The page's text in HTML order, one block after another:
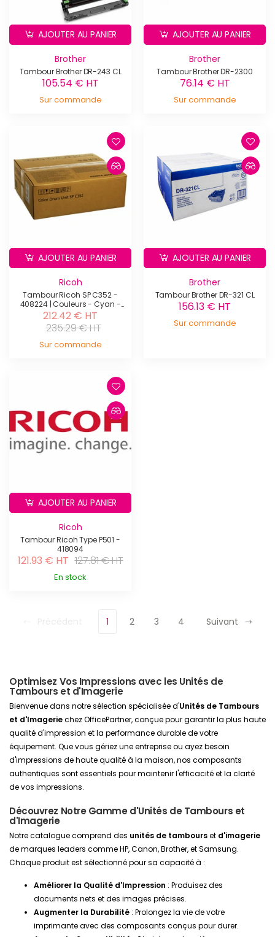
Brother
Tambour Brother DR-243 CL
105.54 € HT
Sur commande
AJOUTER AU PANIER
Brother
Tambour Brother DR-2300
76.14 € HT
Sur commande
AJOUTER AU PANIER
Ricoh
Tambour Ricoh SP C352 -
408224 | Couleurs - Cyan -
Magenta - Jaune
212.42 € HT
235.29 € HT
Sur commande
AJOUTER AU PANIER
Brother
Tambour Brother DR-321 CL
156.13 € HT
Sur commande
AJOUTER AU PANIER
Ricoh
Tambour Ricoh Type P501 -
418094
121.93 € HT 127.81 € HT
En stock
AJOUTER AU PANIER
1 2 3 4 Suivant
Optimisez Vos Impressions avec les Unités de
Tambours et d'Imagerie
Bienvenue dans notre sélection spécialisée d'Unités de Tambours
et d'Imageriechez OfficePartner, conçue pour garantir la plus haute
qualité d'impression et la performance durable de votre
équipement. Que vous gériez une entreprise ou ayez besoin
d'impressions de haute qualité à la maison, nos composants
authentiques sont essentiels pour maintenir l'efficacité et la clarté
de vos impressions.
Découvrez Notre Gamme d'Unités de Tambours et
d'Imagerie
Notre catalogue comprend des unités de tambourset d'imagerie
de marques leaders comme HP, Canon, Brother, et Samsung.
Chaque produit est sélectionné pour sa capacité à :
Améliorer la Qualité d'Impression : Produisez des
documents nets et des images précises.
Augmenter la Durabilité : Prolongez la vie de votre
imprimante avec des composants conçus pour durer.